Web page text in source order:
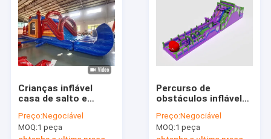
Crianças inflável
casa de salto e
personalizado com
tampa de piscina
Preço:Negociável
MOQ:1 peça
Percurso de
obstáculos inflável
de diversões Roxo
Verde Roxo
Preço:Negociável
MOQ:1 peça